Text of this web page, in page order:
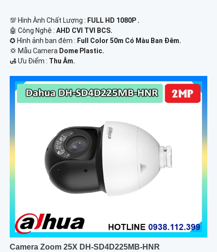
💯 Hình Ành Chất Lượng : FULL HD 1080P .
🤖️ Công Nghệ : AHD CVI TVI BCS.
✪ Hình ảnh ban đêm : Full Color 50m Có Màu Ban Ðêm.
💢 Mẫu Camera Dome Plastic.
️🛃 Ưu Điểm : Thu Âm.
Camera Zoom 25X DH-SD4D225MB-HNR